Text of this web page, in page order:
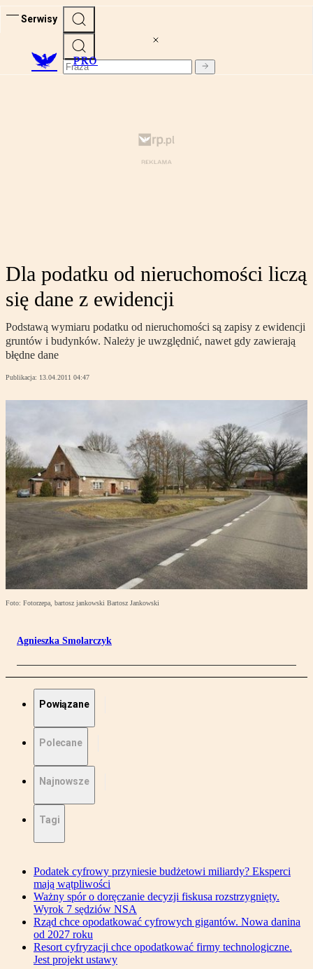
Serwisy
PRO
Dla podatku od nieruchomości liczą
się dane z ewidencji
Podstawą wymiaru podatku od nieruchomości są zapisy z ewidencji
gruntów i budynków. Należy je uwzględnić, nawet gdy zawierają
błędne dane
Publikacja: 13.04.2011 04:47
Foto: Fotorzepa, bartosz jankowski Bartosz Jankowski
Agnieszka Smolarczyk
Powiązane
Polecane
Najnowsze
Tagi
Podatek cyfrowy przyniesie budżetowi miliardy? Eksperci
mają wątpliwości
Ważny spór o doręczanie decyzji fiskusa rozstrzygnięty.
Wyrok 7 sędziów NSA
Rząd chce opodatkować cyfrowych gigantów. Nowa danina
od 2027 roku
Resort cyfryzacji chce opodatkować firmy technologiczne.
Jest projekt ustawy